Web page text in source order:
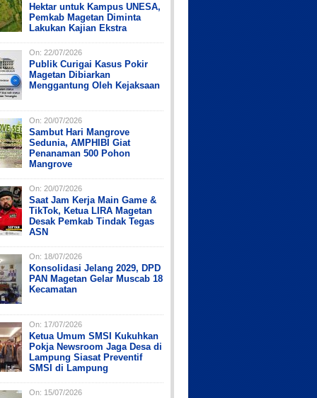
Hektar untuk Kampus UNESA,
Pemkab Magetan Diminta
Lakukan Kajian Ekstra
On: 22/07/2026
Publik Curigai Kasus Pokir
Magetan Dibiarkan
Menggantung Oleh Kejaksaan
On: 20/07/2026
Sambut Hari Mangrove
Sedunia, AMPHIBI Giat
Penanaman 500 Pohon
Mangrove
On: 20/07/2026
Saat Jam Kerja Main Game &
TikTok, Ketua LIRA Magetan
Desak Pemkab Tindak Tegas
ASN
On: 18/07/2026
Konsolidasi Jelang 2029, DPD
PAN Magetan Gelar Muscab 18
Kecamatan
On: 17/07/2026
Ketua Umum SMSI Kukuhkan
Pokja Newsroom Jaga Desa di
Lampung Siasat Preventif
SMSI di Lampung
On: 15/07/2026